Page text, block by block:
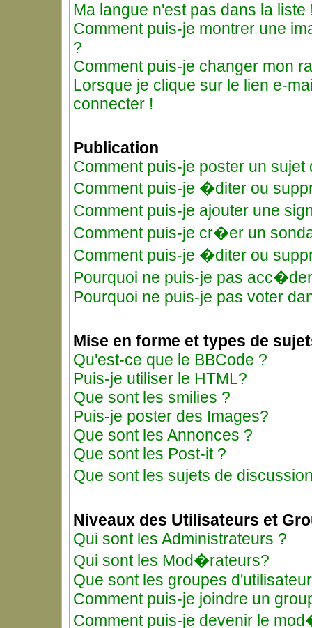
Ma langue n'est pas dans la liste
Comment puis-je montrer une
?
Comment puis-je changer mon
Lorsque je clique sur le lien e-
connecter !
Publication
Comment puis-je poster un sujet
Comment puis-je �diter ou
Comment puis-je ajouter une
Comment puis-je cr�er un
Comment puis-je �diter ou
Pourquoi ne puis-je pas
Pourquoi ne puis-je pas voter
Mise en forme et types de
Qu'est-ce que le BBCode ?
Puis-je utiliser le HTML?
Que sont les smilies ?
Puis-je poster des Images?
Que sont les Annonces ?
Que sont les Post-it ?
Que sont les sujets de
Niveaux des Utilisateurs et
Qui sont les Administrateurs ?
Qui sont les Mod�rateurs?
Que sont les groupes
Comment puis-je joindre un
Comment puis-je devenir le